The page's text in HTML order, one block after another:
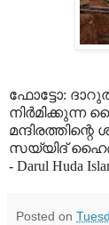
ഫോട്ടോ:
നിര്‍മിക്കുന്ന
സയ്യിദ്
- Darul Huda
Posted on